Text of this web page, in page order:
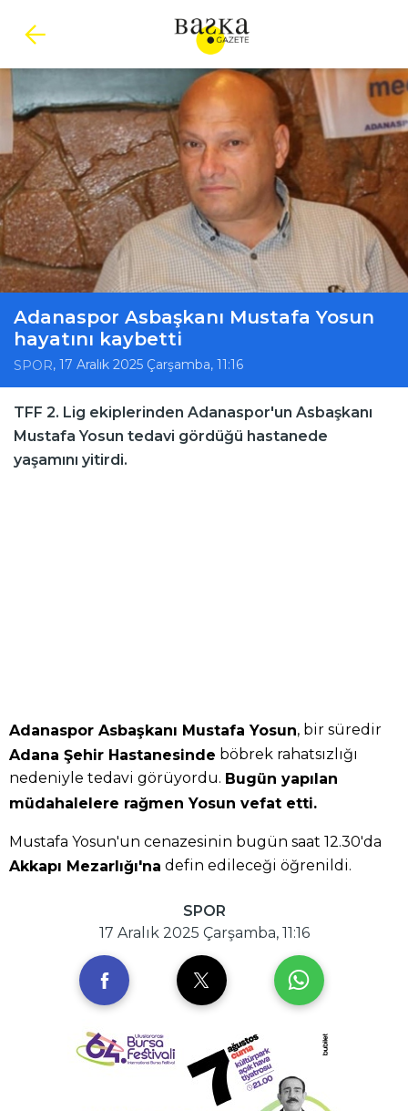
Adanaspor Asbaşkanı Mustafa Yosun
hayatını kaybetti
SPOR, 17 Aralık 2025 Çarşamba, 11:16
TFF 2. Lig ekiplerinden Adanaspor'un Asbaşkanı
Mustafa Yosun tedavi gördüğü hastanede
yaşamını yitirdi.
Adanaspor Asbaşkanı Mustafa Yosun, bir süredir
Adana Şehir Hastanesinde böbrek rahatsızlığı
nedeniyle tedavi görüyordu. Bugün yapılan
müdahalelere rağmen Yosun vefat etti.
Mustafa Yosun'un cenazesinin bugün saat 12.30'da
Akkapı Mezarlığı'na defin edileceği öğrenildi.
SPOR
17 Aralık 2025 Çarşamba, 11:16